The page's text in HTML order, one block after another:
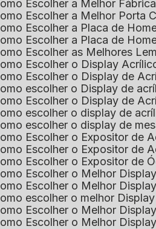
Como Escolher a Melhor
Como Escolher a Melhor Porta
Como Escolher a Placa de
Como Escolher a Placa de
Como Escolher as Melhores
Como Escolher o Display
Como Escolher o Display de
Como escolher o Display de
Como Escolher o Display de
Como escolher o display de
Como escolher o display de
Como Escolher o Expositor de
Como Escolher o Expositor de
Como Escolher o Expositor de
Como Escolher o Melhor
Como Escolher o Melhor
Como escolher o melhor
Como Escolher o Melhor
Como Escolher o Melhor